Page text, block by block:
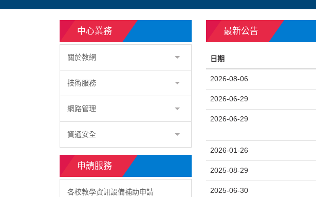
中心業務
關於教網
技術服務
網路管理
資通安全
申請服務
各校教學資訊設備補助申請
最新公告
日期
2026-08-06
2026-06-29
2026-06-29
2026-01-26
2025-08-29
2025-06-30